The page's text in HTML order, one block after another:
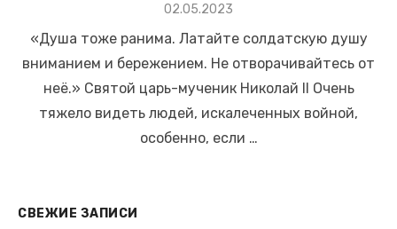
Размещено
02.05.2023
«Душа тоже ранима. Латайте солдатскую душу
вниманием и бережением. Не отворачивайтесь от
неё.» Святой царь-мученик Николай II Очень
тяжело видеть людей, искалеченных войной,
особенно, если …
СВЕЖИЕ ЗАПИСИ